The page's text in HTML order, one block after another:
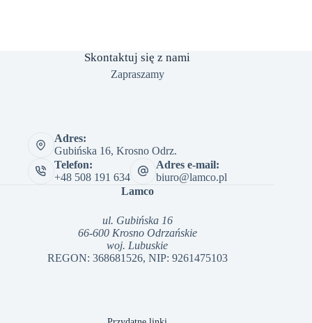
Skontaktuj się z nami
Zapraszamy
Adres:
Gubińska 16, Krosno Odrz.
Telefon:
+48 508 191 634
Adres e-mail:
biuro@lamco.pl
Lamco
ul. Gubińska 16
66-600 Krosno Odrzańskie
woj. Lubuskie
REGON: 368681526, NIP: 9261475103